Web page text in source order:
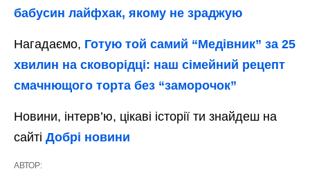
бабусин лайфхак, якому не зраджую
Нагадаємо, Готую той самий “Медівник” за 25
хвилин на сковорідці: наш сімейний рецепт
смачнющого торта без “заморочок”
Новини, інтерв’ю, цікаві історії ти знайдеш на
сайті Добрі новини
АВТОР: